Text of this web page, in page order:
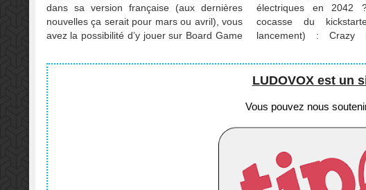
dans sa version française (aux dernières
nouvelles ça serait pour mars ou avril), vous
avez la possibilité d’y jouer sur Board Game
non ?
électriques en
cocasse du
lancement) : Crazy
notre Ludochrono et
l'arène en…
LUDOVOX est un
Vous pouvez nous